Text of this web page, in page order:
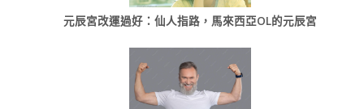
元辰宮改運過好：仙人指路，馬來西亞OL的元辰宮